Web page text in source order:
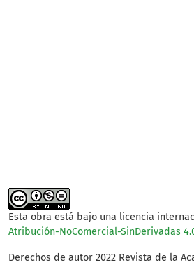
Esta obra está bajo una licencia
Atribución-NoComercial-SinDerivadas
Derechos de autor 2022 Revista de la